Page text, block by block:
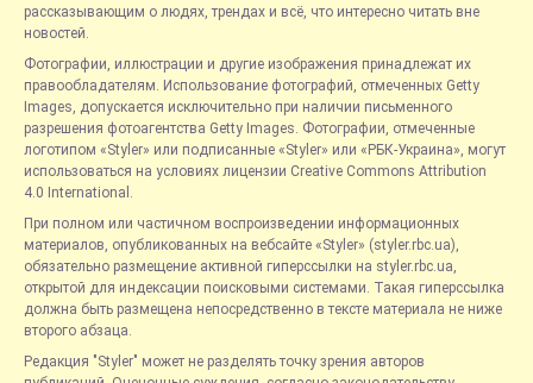
рассказывающим о людях, трендах и всё, что интересно читать вне
новостей.
Фотографии, иллюстрации и другие изображения принадлежат их
правообладателям. Использование фотографий, отмеченных Getty
Images, допускается исключительно при наличии письменного
разрешения фотоагентства Getty Images. Фотографии, отмеченные
логотипом «Styler» или подписанные «Styler» или «РБК-Украина», могут
использоваться на условиях лицензии Creative Commons Attribution
4.0 International.
При полном или частичном воспроизведении информационных
материалов, опубликованных на вебсайте «Styler» (styler.rbc.ua),
обязательно размещение активной гиперссылки на styler.rbc.ua,
открытой для индексации поисковыми системами. Такая гиперссылка
должна быть размещена непосредственно в тексте материала не ниже
второго абзаца.
Редакция "Styler" может не разделять точку зрения авторов